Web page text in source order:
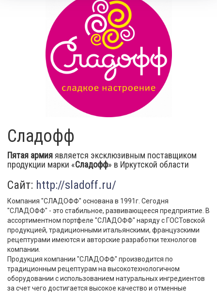
Сладофф
Пятая армияявляется эксклюзивным поставщиком
продукции марки «Сладофф» в Иркутской области
Сайт: http://sladoff.ru/
Компания "СЛАДОФФ" основана в 1991г. Сегодня
"СЛАДОФФ" - это стабильное, развивающееся предприятие. В
ассортиментном портфеле "СЛАДОФФ" наряду с ГОСТовской
продукцией, традиционными итальянскими, французскими
рецептурами имеются и авторские разработки технологов
компании.
Продукция компании "СЛАДОФФ" производится по
традиционным рецептурам на высокотехнологичном
оборудовании с использованием натуральных ингредиентов
за счет чего достигается высокое качество и отменные